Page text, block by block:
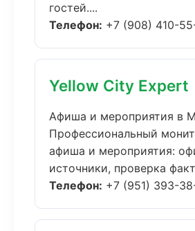
гостей....
Телефон: +7 (908) 410-
Yellow City Expert
Афиша и мероприятия в
Профессиональный
афиша и мероприятия:
источники, проверка
Телефон: +7 (951) 393-